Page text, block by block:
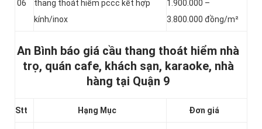
06
thang thoát hiểm pccc kết hợp
kính/inox
1.900.000 –
3.800.000 đồng/m²
An Bình báo giá cầu thang thoát hiểm nhà
trọ, quán cafe, khách sạn, karaoke, nhà
hàng tại Quận 9
Stt Hạng Mục Đơn giá